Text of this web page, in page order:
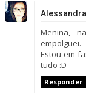
Alessandra
Menina,
empolguei.
Estou em
tudo :D
Responder